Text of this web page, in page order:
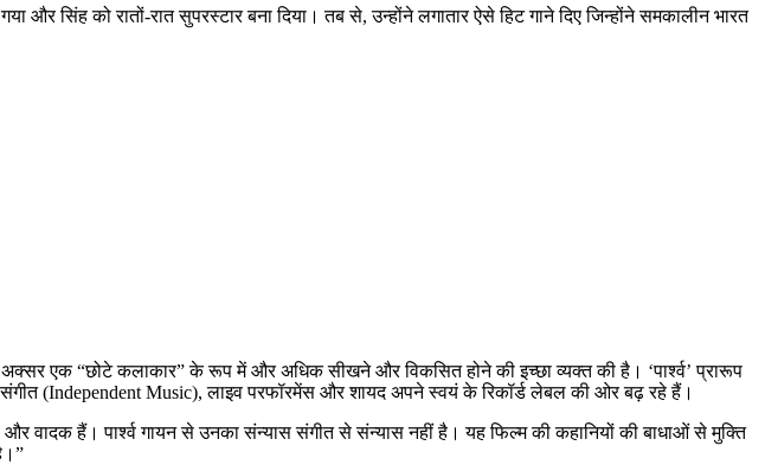
और सिंह को रातों-रात सुपरस्टार बना दिया। तब से, उन्होंने लगातार ऐसे हिट गाने दिए जिन्होंने समकालीन भारत
एक “छोटे कलाकार” के रूप में और अधिक सीखने और विकसित होने की इच्छा व्यक्त की है। ‘पार्श्व’ प्रारूप
(Independent Music), लाइव परफॉरमेंस और शायद अपने स्वयं के रिकॉर्ड लेबल की ओर बढ़ रहे हैं।
वादक हैं। पार्श्व गायन से उनका संन्यास संगीत से संन्यास नहीं है। यह फिल्म की कहानियों की बाधाओं से मुक्ति